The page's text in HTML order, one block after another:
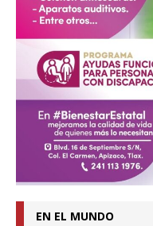
EN EL MUNDO